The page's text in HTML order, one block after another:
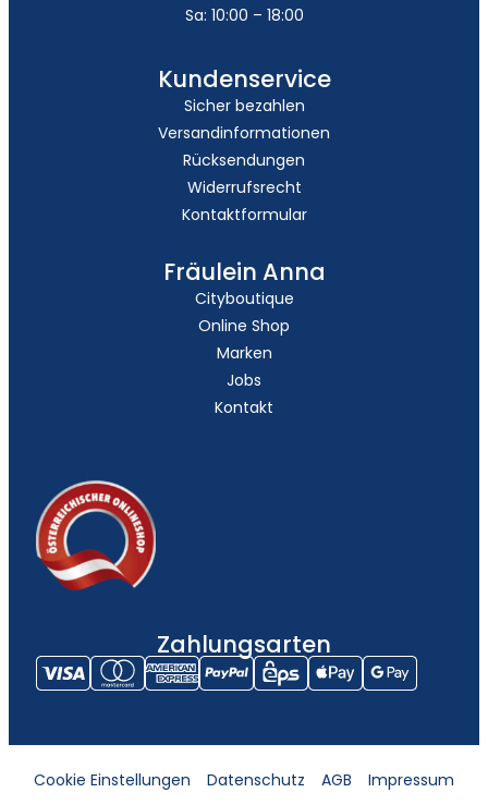
Sa: 10:00 – 18:00
Kundenservice
Sicher bezahlen
Versandinformationen
Rücksendungen
Widerrufsrecht
Kontaktformular
Fräulein Anna
Cityboutique
Online Shop
Marken
Jobs
Kontakt
Zahlungsarten
Cookie Einstellungen Datenschutz AGB Impressum